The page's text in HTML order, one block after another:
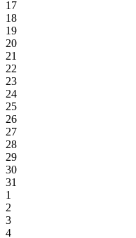
17
18
19
20
21
22
23
24
25
26
27
28
29
30
31
1
2
3
4